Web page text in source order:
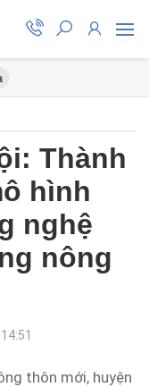
Thành
hình
nghệ
nông
thôn mới, huyện